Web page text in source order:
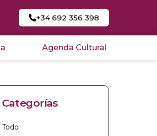
+34 692 356 398
Agenda Cultural
Categorías
Todo